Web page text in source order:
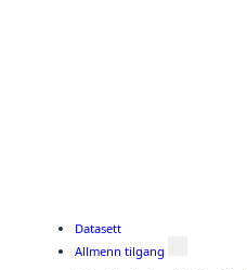
Datasett
Allmenn tilgang